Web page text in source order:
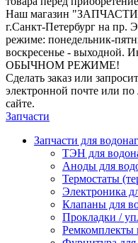
Наш магазин
г.Санкт-Петербург на пр.
режиме: понедельник-
воскресенье - выходной.
ОБЫЧНОМ РЕЖИМЕ!
Сделать заказ или
электронной почте или
сайте.
Запчасти
Запчасти для
ТЭН для
Аноды для
Термостаты
Электроника
Клапаны для
Прокладки /
Ремкомплекты